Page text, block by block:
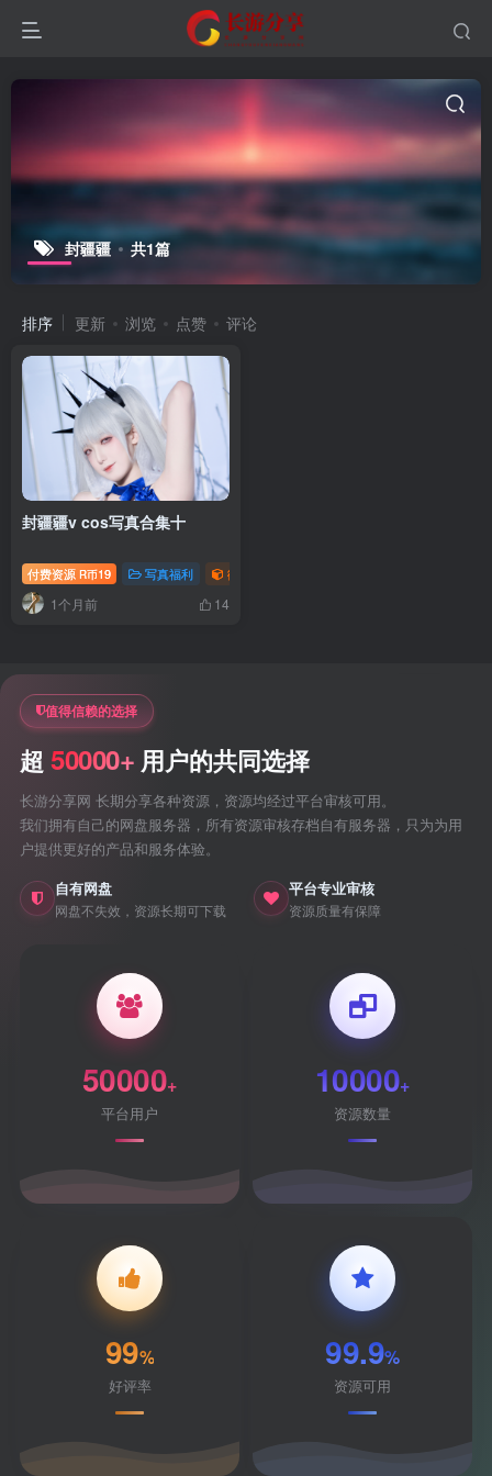
封疆疆 共1篇
排序 更新 浏览 点赞 评论
封疆疆v cos写真合集十
付费资源 R币19 写真福利 御姐写真照片专题
1个月前 14
值得信赖的选择
超50000+ 用户的共同选择
长游分享网 长期分享各种资源，资源均经过平台审核可用。
我们拥有自己的网盘服务器，所有资源审核存档自有服务器，只为为用
户提供更好的产品和服务体验。
自有网盘
网盘不失效，资源长期可下载
平台专业审核
资源质量有保障
50000+
平台用户
10000+
资源数量
99%
好评率
99.9%
资源可用